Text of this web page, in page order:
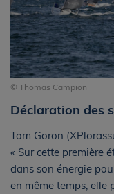
© Thomas Campion
Déclaration des
Tom Goron
« Sur cette première
dans son énergie
en même temps, elle